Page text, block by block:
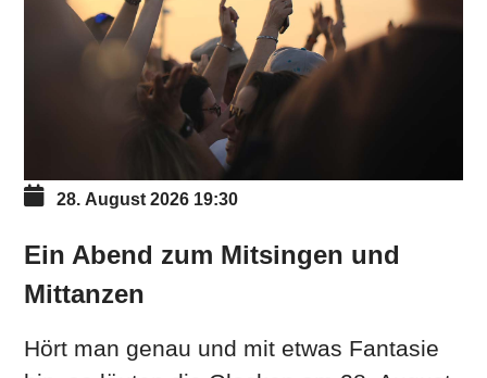
28. August 2026 19:30
Ein Abend zum Mitsingen und
Mittanzen
Hört man genau und mit etwas Fantasie